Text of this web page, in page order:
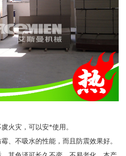
火灾，可以安*使用。
、不吸水的性能，而且防震效果好。